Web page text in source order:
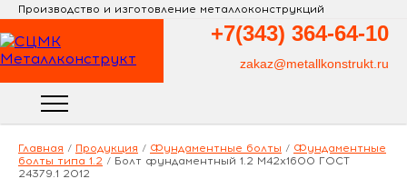
Производство и изготовление металлоконструкций
+7(343) 364-64-10
zakaz@metallkonstrukt.ru
Главная / Продукция / Фундаментные болты / Фундаментные
болты типа 1.2 / Болт фундаментный 1.2 М42х1600 ГОСТ
24379.1 2012